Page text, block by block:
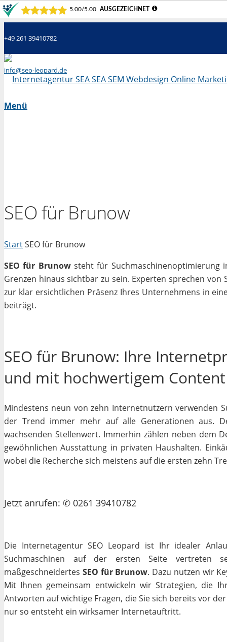
+49 261 39410782
info@seo-leopard.de
Menü
SEO für Brunow
StartSEO für Brunow
SEO für Brunowsteht für Suchmaschinenoptimierung
Grenzen hinaus sichtbar zu sein. Experten sprechen von
zur klar ersichtlichen Präsenz Ihres Unternehmens in
beiträgt.
SEO für Brunow: Ihre
und mit hochwertigem Content
Mindestens neun von zehn Internetnutzern verwenden
der Trend immer mehr auf alle Generationen aus.
wachsenden Stellenwert. Immerhin zählen neben dem
gewöhnlichen Ausstattung in privaten Haushalten.
wobei die Recherche sich meistens auf die ersten zehn
Jetzt anrufen: ✆ 0261 39410782
Die Internetagentur SEO Leopard ist Ihr idealer
Suchmaschinen auf der ersten Seite vertreten
maßgeschneidertes SEO für Brunow. Dazu nutzen wir
Mit Ihnen gemeinsam entwickeln wir Strategien, die
Antworten auf wichtige Fragen, die Sie sich bereits vor
nur so entsteht ein wirksamer Internetauftritt.